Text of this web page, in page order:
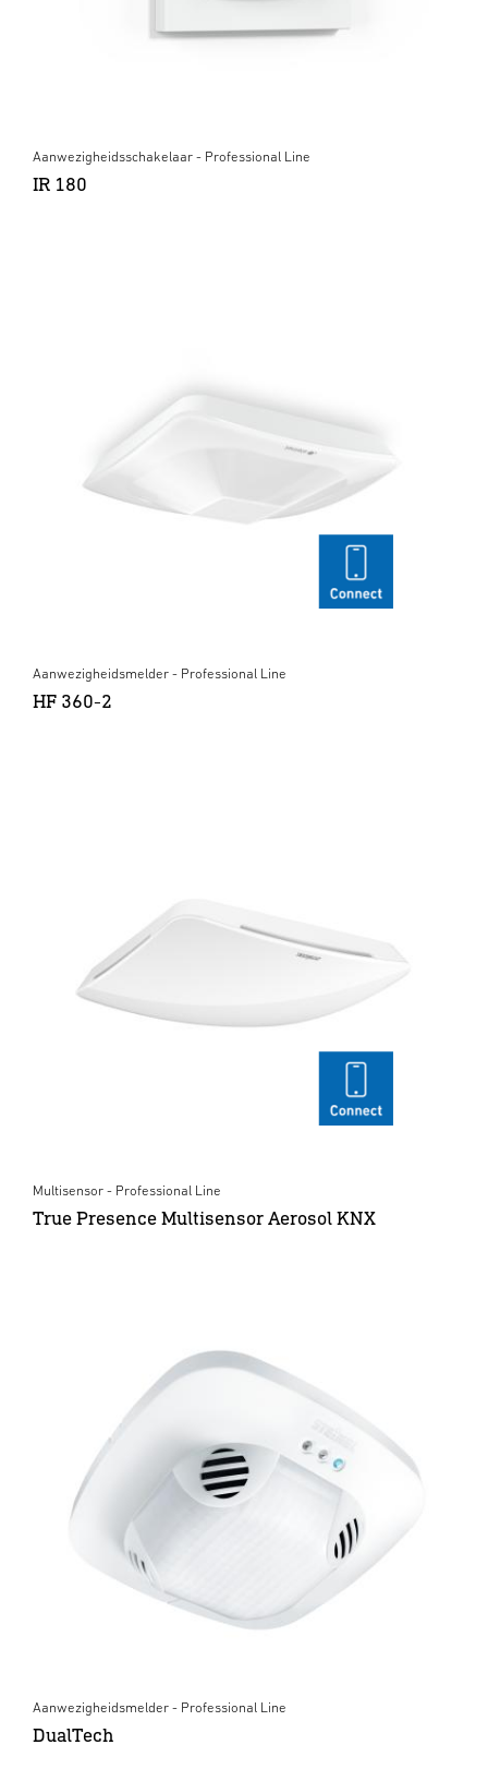
Aanwezigheidsschakelaar - Professional Line
IR 180
Aanwezigheidsmelder - Professional Line
HF 360-2
Multisensor - Professional Line
True Presence Multisensor Aerosol KNX
Aanwezigheidsmelder - Professional Line
DualTech